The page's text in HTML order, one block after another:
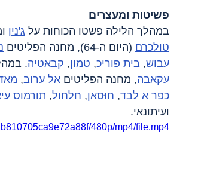
פשיטות ומעצרים
במהלך הלילה פשטו הכוחות על ג'נין
טולכרם (היום ה-64), מחנה הפליטים
עבוש, בית פוריכ, טמון, קבאטיה.
עקאבה, מחנה הפליטים אל ערוב,
כפר א לבד, חוּסאן, חלחול, תורמוס
ועיתונאי.
480p/mp4/file.mp4